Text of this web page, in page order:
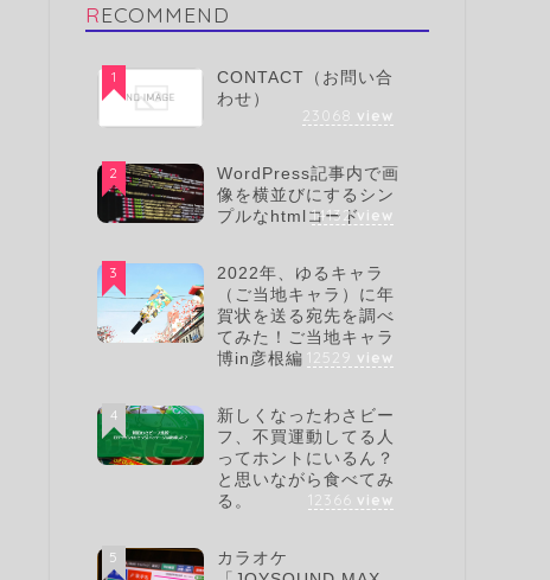
RECOMMEND
1
CONTACT（お問い合
わせ）
23068 view
2
WordPress記事内で画
像を横並びにするシン
プルなhtmlコード
14132view
3
2022年、ゆるキャラ
（ご当地キャラ）に年
賀状を送る宛先を調べ
てみた！ご当地キャラ
博in彦根編 12529 view
4
新しくなったわさビー
フ、不買運動してる人
ってホントにいるん？
と思いながら食べてみ
る。
12366 view
5
カラオケ